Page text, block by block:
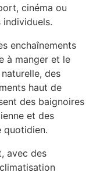
cinéma ou
enchaînements
à manger et le
des
haut de
des baignoires
et des
quotidien.
avec des